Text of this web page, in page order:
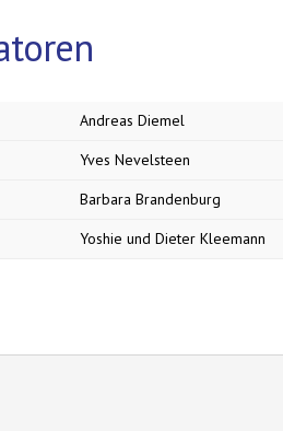
Andreas Diemel
Yves Nevelsteen
Barbara Brandenburg
Yoshie und Dieter Kleemann